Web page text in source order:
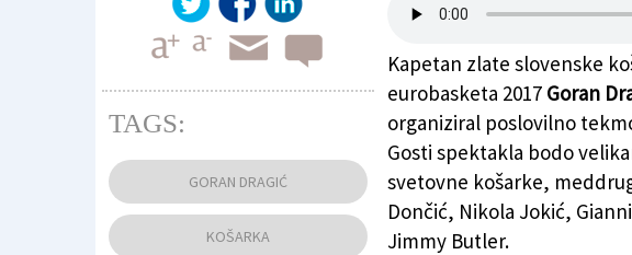
Goran Dragić v dresu Miami Heat (ANSA)
Kapetan zlate slovenske
eurobasketa 2017 Goran
organiziral poslovilno
Gosti spektakla bodo
svetovne košarke,
Dončić, Nikola Jokić,
Jimmy Butler.
TAGS:
GORAN DRAGIĆ
KOŠARKA